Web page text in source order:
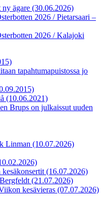
ny ägare (30.06.2026)
2026 / Pietarsaari –
2026 / Kalajoki
tapahtumapuistossa jo
(10.06.2021)
Brups on julkaissut uuden
Linman (10.07.2026)
(16.07.2026)
(21.07.2026)
kesävieras (07.07.2026)